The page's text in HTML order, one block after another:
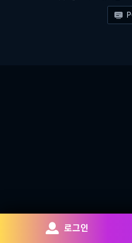

 로그인